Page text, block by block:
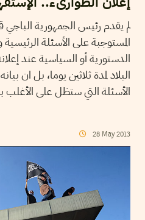
لم يقدم رئيس الجمهورية الباجي
المستوجبة على الأسئلة الرئيسية
الدستورية أو السياسية عند
البلاد لمدة ثلاثين يوما، بل ان
الأسئلة التي ستظل على الأغلب
28 May 2013